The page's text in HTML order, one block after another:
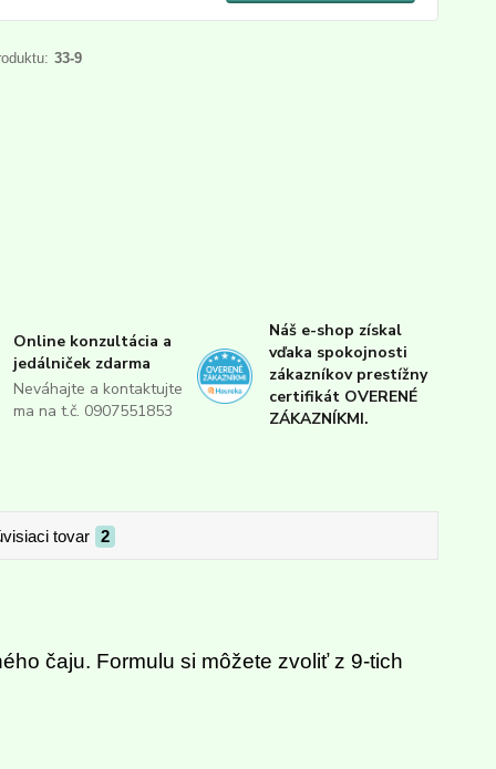
33-9
Online konzultácia a
jedálniček zdarma
Neváhajte a kontaktujte
ma na t.č. 0907551853
Náš e-shop získal
vďaka spokojnosti
zákazníkov prestížny
certifikát OVERENÉ
ZÁKAZNÍKMI.
tovar 2
čaju. Formulu si môžete zvoliť z 9-tich